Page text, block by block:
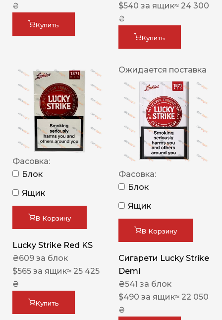
₴
Купить
$540 за ящик≈ 24 300
₴
Купить
Фасовка:
Блок
Ящик
В Корзину
Lucky Strike Red KS
₴609 за блок
$565 за ящик≈ 25 425
₴
Купить
Ожидается поставка
Фасовка:
Блок
Ящик
В Корзину
Сигарети Lucky Strike
Demi
₴541 за блок
$490 за ящик≈ 22 050
₴